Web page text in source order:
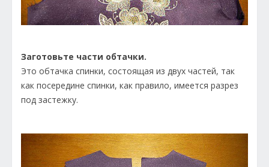
Заготовьте части обтачки.
Это обтачка спинки, состоящая из двух частей, так
как посередине спинки, как правило, имеется разрез
под застежку.